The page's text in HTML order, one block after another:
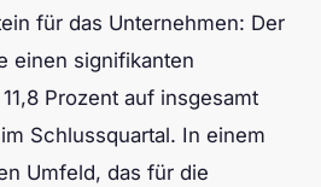
für das Unternehmen: Der
einen signifikanten
Prozent auf insgesamt
Schlussquartal. In einem
Umfeld, das für die